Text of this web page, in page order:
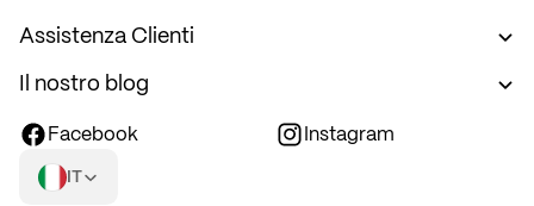
Assistenza Clienti
Il nostro blog
Facebook Instagram
IT